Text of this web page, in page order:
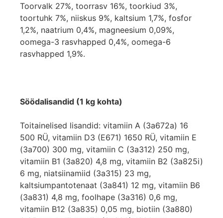
Toorvalk 27%, toorrasv 16%, toorkiud 3%,
toortuhk 7%, niiskus 9%, kaltsium 1,7%, fosfor
1,2%, naatrium 0,4%, magneesium 0,09%,
oomega-3 rasvhapped 0,4%, oomega-6
rasvhapped 1,9%.
Söödalisandid (1 kg kohta)
Toitainelised lisandid: vitamiin A (3a672a) 16
500 RÜ, vitamiin D3 (E671) 1650 RÜ, vitamiin E
(3a700) 300 mg, vitamiin C (3a312) 250 mg,
vitamiin B1 (3a820) 4,8 mg, vitamiin B2 (3a825i)
6 mg, niatsiinamiid (3a315) 23 mg,
kaltsiumpantotenaat (3a841) 12 mg, vitamiin B6
(3a831) 4,8 mg, foolhape (3a316) 0,6 mg,
vitamiin B12 (3a835) 0,05 mg, biotiin (3a880)